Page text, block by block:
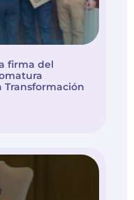
firma del
Transformación